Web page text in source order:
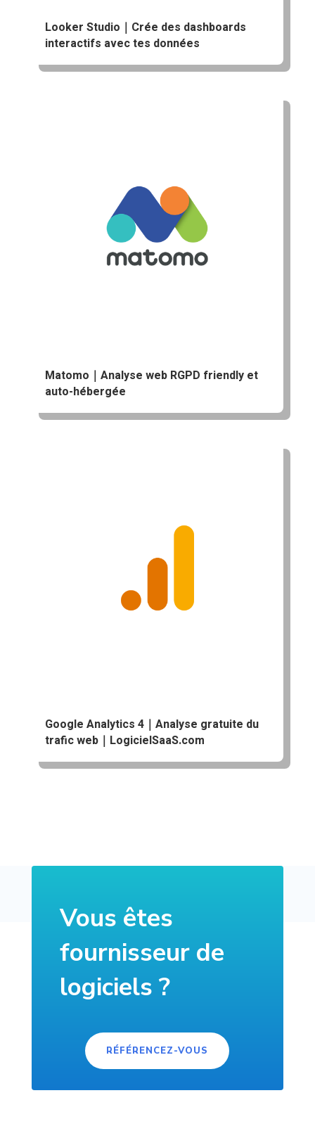
Looker Studio｜Crée des dashboards
interactifs avec tes données
Matomo｜Analyse web RGPD friendly et
auto-hébergée
Google Analytics 4｜Analyse gratuite du
trafic web｜LogicielSaaS.com
Vous êtes
fournisseur de
logiciels ?
RÉFÉRENCEZ-VOUS